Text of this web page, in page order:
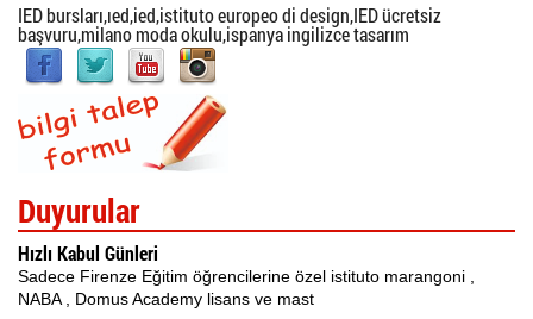
IED bursları,ıed,ied,istituto europeo di design,IED ücretsiz
başvuru,milano moda okulu,ispanya ingilizce tasarım
Duyurular
Hızlı Kabul Günleri
Sadece Firenze Eğitim öğrencilerine özel istituto marangoni ,
NABA , Domus Academy lisans ve mast